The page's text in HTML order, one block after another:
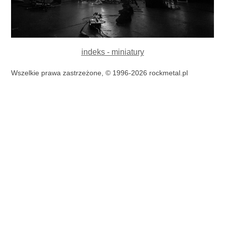
indeks - miniatury
Wszelkie prawa zastrzeżone, © 1996-2026 rockmetal.pl